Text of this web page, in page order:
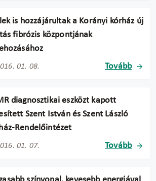
is hozzájárultak a Korányi kórház új
fibrózis központjának
01. 08. Tovább
diagnosztikai eszközt kapott
Szent István és Szent László
Rendelőintézet
01. 07. Tovább